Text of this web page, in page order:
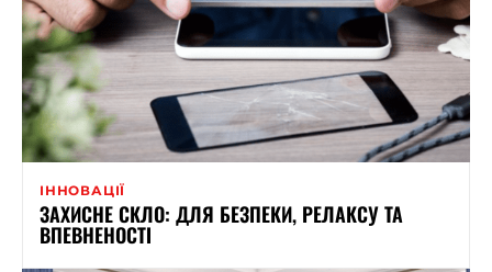
ІННОВАЦІЇ
ЗАХИСНЕ СКЛО: ДЛЯ БЕЗПЕКИ, РЕЛАКСУ ТА
ВПЕВНЕНОСТІ